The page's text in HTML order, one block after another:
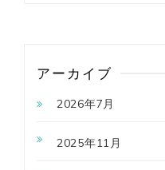
アーカイブ
2026年7月
2025年11月